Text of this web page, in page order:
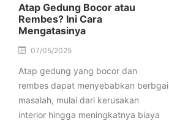
Atap Gedung Bocor atau
Rembes? Ini Cara
Mengatasinya
07/05/2025
Atap gedung yang bocor dan
rembes dapat menyebabkan berbgai
masalah, mulai dari kerusakan
interior hingga meningkatnya biaya